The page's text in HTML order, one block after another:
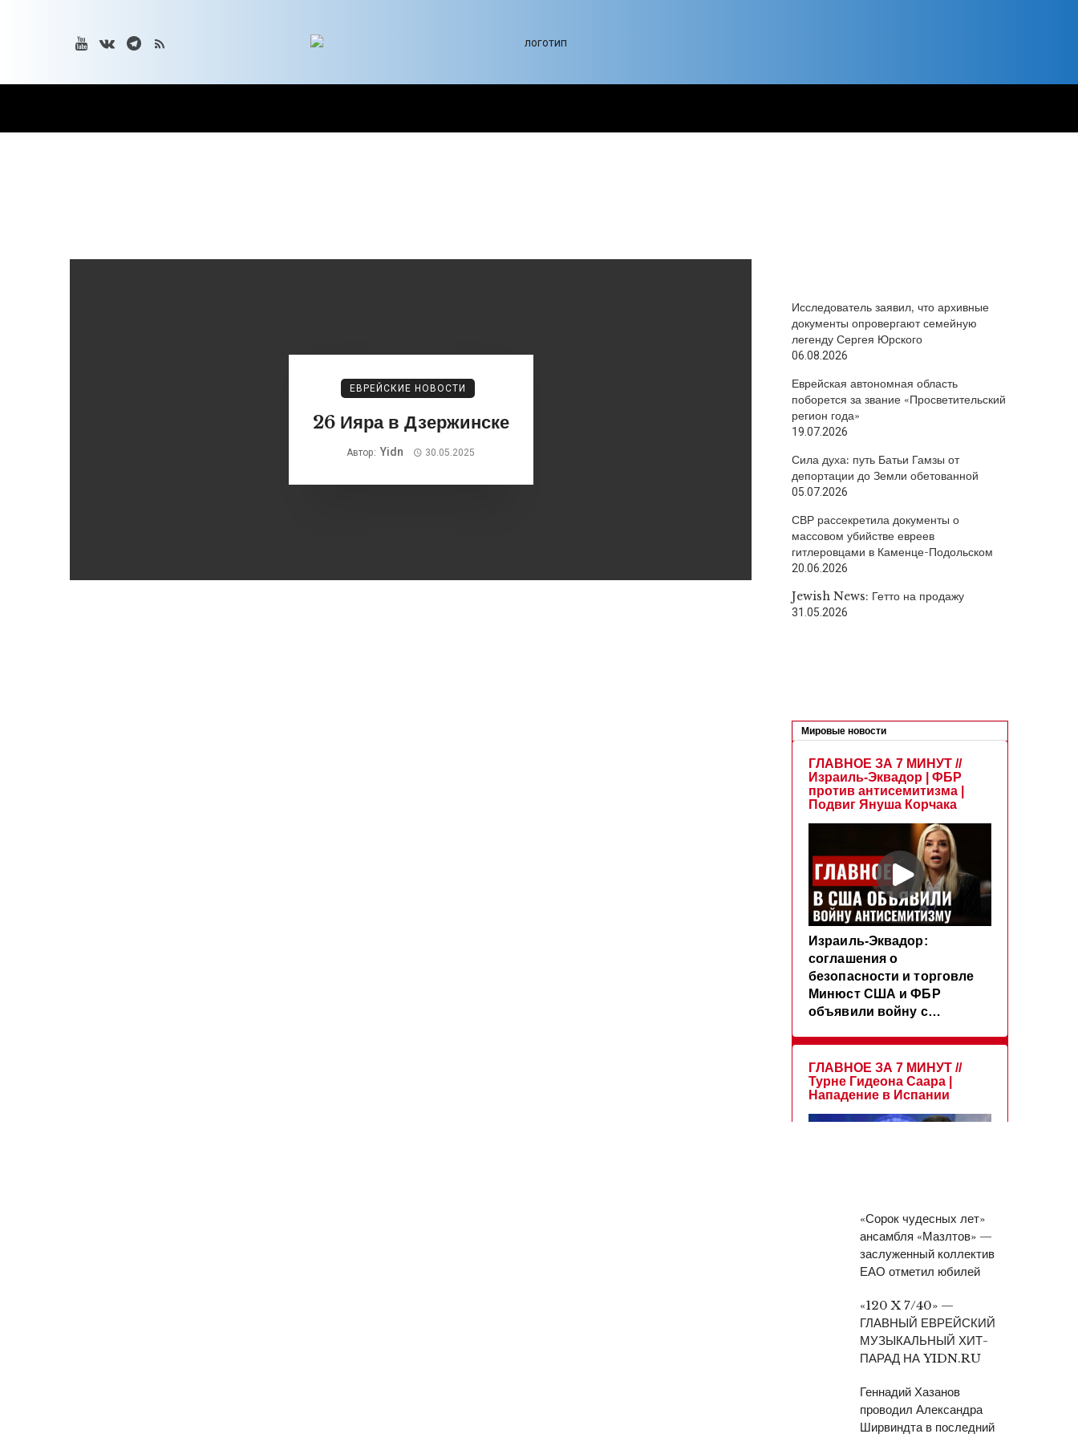
ЕВРЕЙСКИЕ НОВОСТИ
26 Ияра в Дзержинске
Автор: Yidn 30.05.2025
Исследователь заявил, что архивные
документы опровергают семейную
легенду Сергея Юрского
06.08.2026
Еврейская автономная область
поборется за звание «Просветительский
регион года»
19.07.2026
Сила духа: путь Батьи Гамзы от
депортации до Земли обетованной
05.07.2026
СВР рассекретила документы о
массовом убийстве евреев
гитлеровцами в Каменце-Подольском
20.06.2026
Jewish News: Гетто на продажу
31.05.2026
«Сорок чудесных лет»
ансамбля «Мазлтов» —
заслуженный коллектив
ЕАО отметил юбилей
«120 X 7/40» —
ГЛАВНЫЙ ЕВРЕЙСКИЙ
МУЗЫКАЛЬНЫЙ ХИТ-
ПАРАД НА YIDN.RU
Геннадий Хазанов
проводил Александра
Ширвиндта в последний